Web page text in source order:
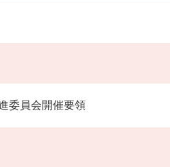
委員会開催要領